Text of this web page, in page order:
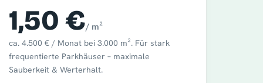
1,50 €/ m²
ca. 4.500 € / Monat bei 3.000 m². Für stark
frequentierte Parkhäuser – maximale
Sauberkeit & Werterhalt.